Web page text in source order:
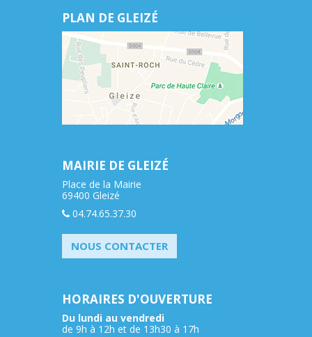
PLAN DE GLEIZÉ
MAIRIE DE GLEIZÉ
Place de la Mairie
69400 Gleizé
04.74.65.37.30
NOUS CONTACTER
HORAIRES D'OUVERTURE
Du lundi au vendredi
de 9h à 12h et de 13h30 à 17h